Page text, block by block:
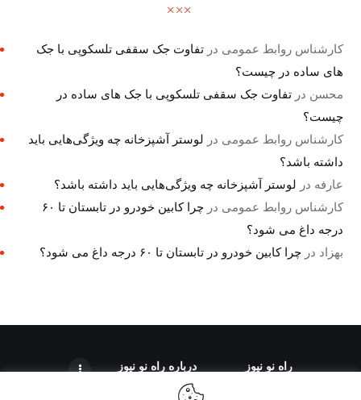
کارشناس روابط عمومی درتفاوت جک سقفی تلسکوپی با جک
های ساده در چیست؟
محسن درتفاوت جک سقفی تلسکوپی با جک های ساده در
چیست؟
کارشناس روابط عمومی در لوستر آشپزخانه چه ویژگی‌هایی باید
داشته باشد؟
عارفه در لوستر آشپزخانه چه ویژگی‌هایی باید داشته باشد؟
کارشناس روابط عمومی در
چرا کابین خودرو در تابستان تا ۶۰
درجه داغ می شود؟
بهزاد درچرا کابین خودرو در تابستان تا ۶۰ درجه داغ می شود؟
راه نو نیوز درباره راه‌ نو نیوز